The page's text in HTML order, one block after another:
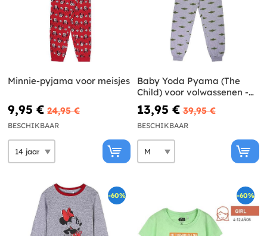
Minnie-pyjama voor meisjes
9,95 € 24,95 €
BESCHIKBAAR
Baby Yoda Pyama (The
Child) voor volwassenen -
Mandalorian
13,95 € 39,95 €
BESCHIKBAAR
-60% -60%